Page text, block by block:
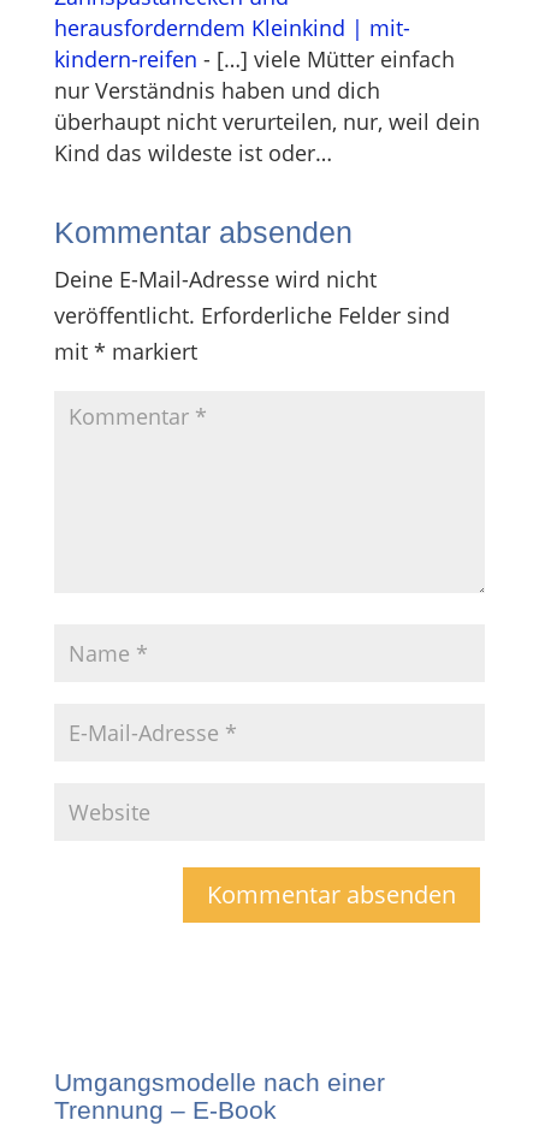
herausforderndem Kleinkind | mit-
kindern-reifen - […] viele Mütter einfach
nur Verständnis haben und dich
überhaupt nicht verurteilen, nur, weil dein
Kind das wildeste ist oder…
Kommentar absenden
Deine E-Mail-Adresse wird nicht
veröffentlicht. Erforderliche Felder sind
mit * markiert
Umgangsmodelle nach einer
Trennung – E-Book